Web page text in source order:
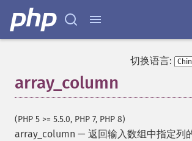
切换语言:
array_column
(PHP 5 >= 5.5.0, PHP 7, PHP 8)
array_column — 返回输入数组中指定列